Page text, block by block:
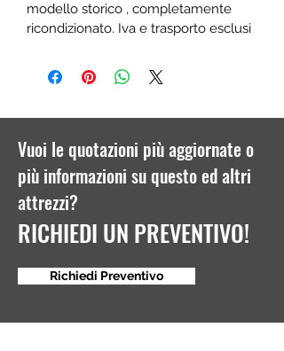
modello storico , completamente
ricondizionato. Iva e trasporto esclusi
Vuoi le quotazioni più aggiornate o
più informazioni su questo ed altri
attrezzi?
RICHIEDI UN PREVENTIVO!
Richiedi Preventivo